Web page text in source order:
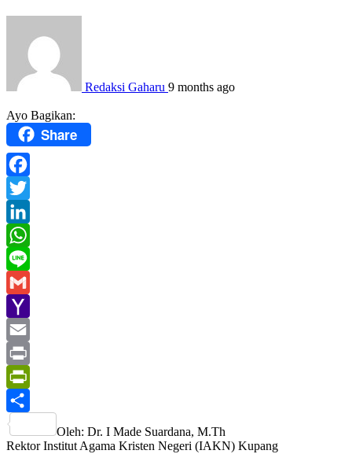
Redaksi Gaharu 9 months ago
Ayo Bagikan:
Share
Facebook
Twitter
LinkedIn
WhatsApp
Line
Gmail
Yahoo
Mail
Email
Print
PrintFriendly
Oleh: Dr. I Made Suardana, M.Th
Rektor Institut Agama Kristen Negeri (IAKN) Kupang